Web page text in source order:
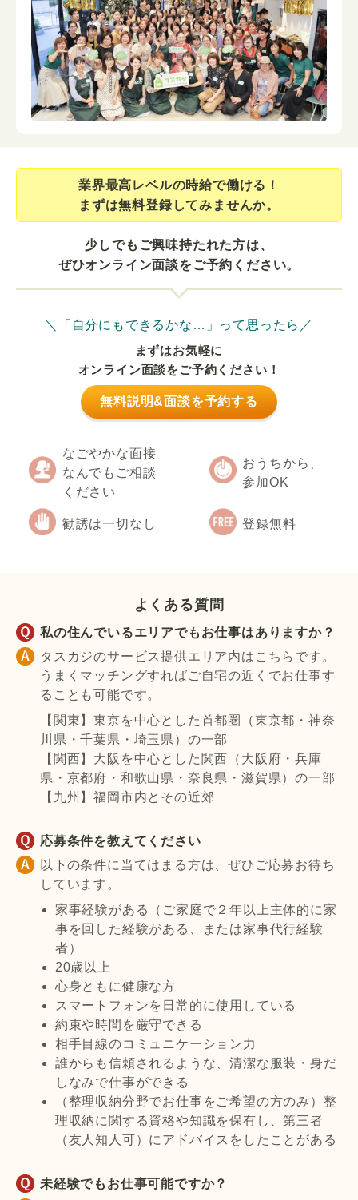
業界最⾼レベルの時給で働ける！
まずは無料登録してみませんか。
少しでもご興味持たれた方は、
ぜひオンライン面談をご予約ください。
＼「自分にもできるかな…」って思ったら／
まずはお気軽に
オンライン面談をご予約ください！
無料説明&面談を予約する
なごやかな面接
なんでもご相談
ください
おうちから、
参加OK
勧誘は一切なし 登録無料
よくある質問
私の住んでいるエリアでもお仕事はありますか？
タスカジのサービス提供エリア内はこちらです。
うまくマッチングすればご自宅の近くでお仕事す
ることも可能です。
【関東】東京を中心とした首都圏（東京都・神奈
川県・千葉県・埼玉県）の一部
【関西】大阪を中心とした関西（大阪府・兵庫
県・京都府・和歌山県・奈良県・滋賀県）の一部
【九州】福岡市内とその近郊
応募条件を教えてください
以下の条件に当てはまる方は、ぜひご応募お待ち
しています。
家事経験がある（ご家庭で２年以上主体的に家
事を回した経験がある、または家事代行経験
者）
20歳以上
心身ともに健康な方
スマートフォンを日常的に使用している
約束や時間を厳守できる
相手目線のコミュニケーション力
誰からも信頼されるような、清潔な服装・身だ
しなみで仕事ができる
（整理収納分野でお仕事をご希望の方のみ）整
理収納に関する資格や知識を保有し、第三者
（友人知人可）にアドバイスをしたことがある
未経験でもお仕事可能ですか？